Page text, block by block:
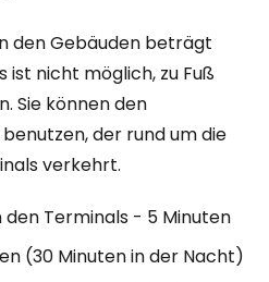
den Gebäuden beträgt
ist nicht möglich, zu Fuß
Sie können den
der rund um die
verkehrt.
Terminals - 5 Minuten
(30 Minuten in der Nacht)